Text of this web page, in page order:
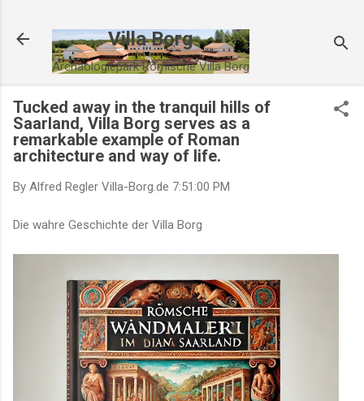
Villa Borg
Archäologiepark Römische Villa Borg
Tucked away in the tranquil hills of
Saarland, Villa Borg serves as a
remarkable example of Roman
architecture and way of life.
By Alfred Regler Villa-Borg.de 7:51:00 PM
Die wahre Geschichte der Villa Borg